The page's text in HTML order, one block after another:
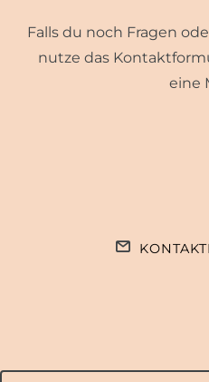
Falls du noch Fragen
nutze das
eine